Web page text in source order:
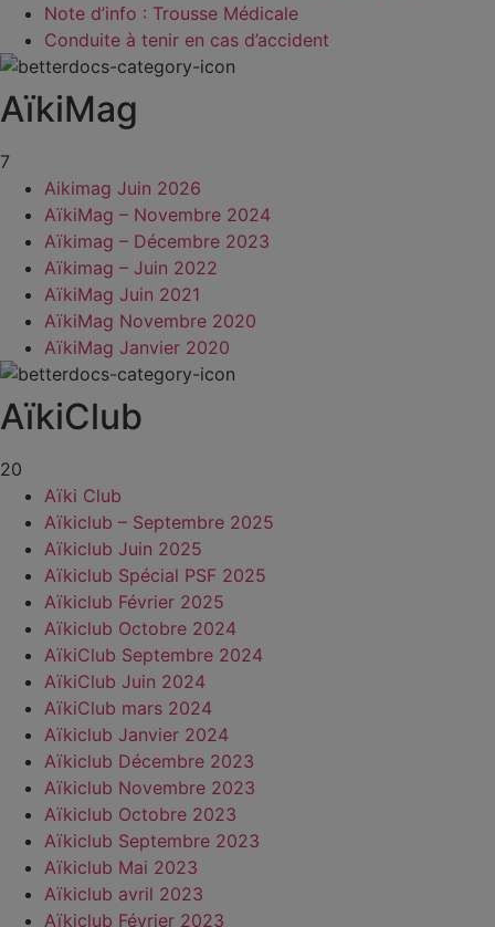
Note d’info : Trousse Médicale
Conduite à tenir en cas d’accident
AïkiMag
7
Aikimag Juin 2026
AïkiMag – Novembre 2024
Aïkimag – Décembre 2023
Aïkimag – Juin 2022
AïkiMag Juin 2021
AïkiMag Novembre 2020
AïkiMag Janvier 2020
AïkiClub
20
Aïki Club
Aïkiclub – Septembre 2025
Aïkiclub Juin 2025
Aïkiclub Spécial PSF 2025
Aïkiclub Février 2025
Aïkiclub Octobre 2024
AïkiClub Septembre 2024
AïkiClub Juin 2024
AïkiClub mars 2024
Aïkiclub Janvier 2024
Aïkiclub Décembre 2023
Aïkiclub Novembre 2023
Aïkiclub Octobre 2023
Aïkiclub Septembre 2023
Aïkiclub Mai 2023
Aïkiclub avril 2023
Aïkiclub Février 2023